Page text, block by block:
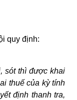
quy định:
sót thì được khai
thuế của kỳ tính
định thanh tra,